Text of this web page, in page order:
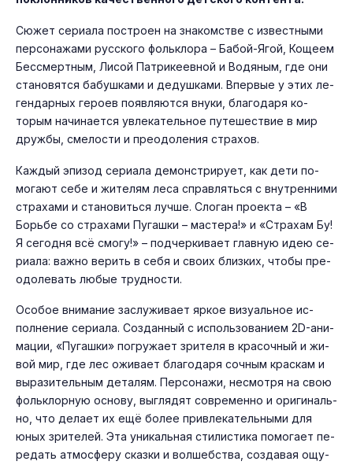
Сю­жет се­ри­ала пос­тро­ен на зна­комс­тве с из­вес­тны­ми
пер­со­нажа­ми рус­ско­го фоль­кло­ра – Ба­бой-Ягой, Ко­ще­ем
Бес­смертным, Ли­сой Пат­ри­ке­ев­ной и Во­дяным, где они
ста­новят­ся ба­буш­ка­ми и де­душ­ка­ми. Впер­вые у этих ле­
ген­дарных ге­ро­ев по­яв­ля­ют­ся вну­ки, бла­года­ря ко­
торым на­чина­ет­ся ув­ле­катель­ное пу­тешес­твие в мир
друж­бы, сме­лос­ти и пре­одо­ления стра­хов.
Каж­дый эпи­зод се­ри­ала де­монс­три­ру­ет, как де­ти по­
мога­ют се­бе и жи­телям ле­са справ­лять­ся с внут­ренни­ми
стра­хами и ста­новить­ся луч­ше. Сло­ган про­ек­та – «В
Борь­бе со стра­хами Пу­гаш­ки – мас­те­ра!» и «Стра­хам Бу!
Я се­год­ня всё смо­гу!» – под­черки­ва­ет глав­ную идею се­
ри­ала: важ­но ве­рить в се­бя и сво­их близ­ких, что­бы пре­
одо­левать лю­бые труд­ности.
Осо­бое вни­мание зас­лу­жива­ет яр­кое ви­зу­аль­ное ис­
полне­ние се­ри­ала. Соз­данный с ис­поль­зо­вани­ем 2D-ани­
мации, «Пу­гаш­ки» пог­ру­жа­ет зри­теля в кра­соч­ный и жи­
вой мир, где лес ожи­ва­ет бла­года­ря соч­ным крас­кам и
вы­рази­тель­ным де­талям. Пер­со­нажи, нес­мотря на свою
фоль­клор­ную ос­но­ву, выг­ля­дят сов­ре­мен­но и ори­гиналь­
но, что де­ла­ет их ещё бо­лее прив­ле­катель­ны­ми для
юных зри­телей. Эта уни­каль­ная сти­лис­ти­ка по­мога­ет пе­
редать ат­мосфе­ру сказ­ки и вол­шебс­тва, соз­да­вая ощу­